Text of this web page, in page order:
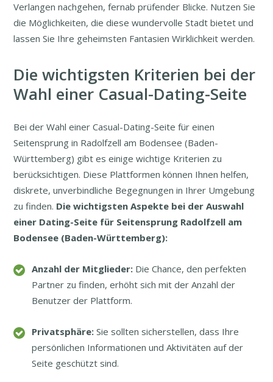
Verlangen nachgehen, fernab prüfender Blicke. Nutzen Sie
die Möglichkeiten, die diese wundervolle Stadt bietet und
lassen Sie Ihre geheimsten Fantasien Wirklichkeit werden.
Die wichtigsten Kriterien bei der
Wahl einer Casual-Dating-Seite
Bei der Wahl einer Casual-Dating-Seite für einen
Seitensprung in Radolfzell am Bodensee (Baden-
Württemberg) gibt es einige wichtige Kriterien zu
berücksichtigen. Diese Plattformen können Ihnen helfen,
diskrete, unverbindliche Begegnungen in Ihrer Umgebung
zu finden. Die wichtigsten Aspekte bei der Auswahl
einer Dating-Seite für Seitensprung Radolfzell am
Bodensee (Baden-Württemberg):
Anzahl der Mitglieder: Die Chance, den perfekten
Partner zu finden, erhöht sich mit der Anzahl der
Benutzer der Plattform.
Privatsphäre: Sie sollten sicherstellen, dass Ihre
persönlichen Informationen und Aktivitäten auf der
Seite geschützt sind.